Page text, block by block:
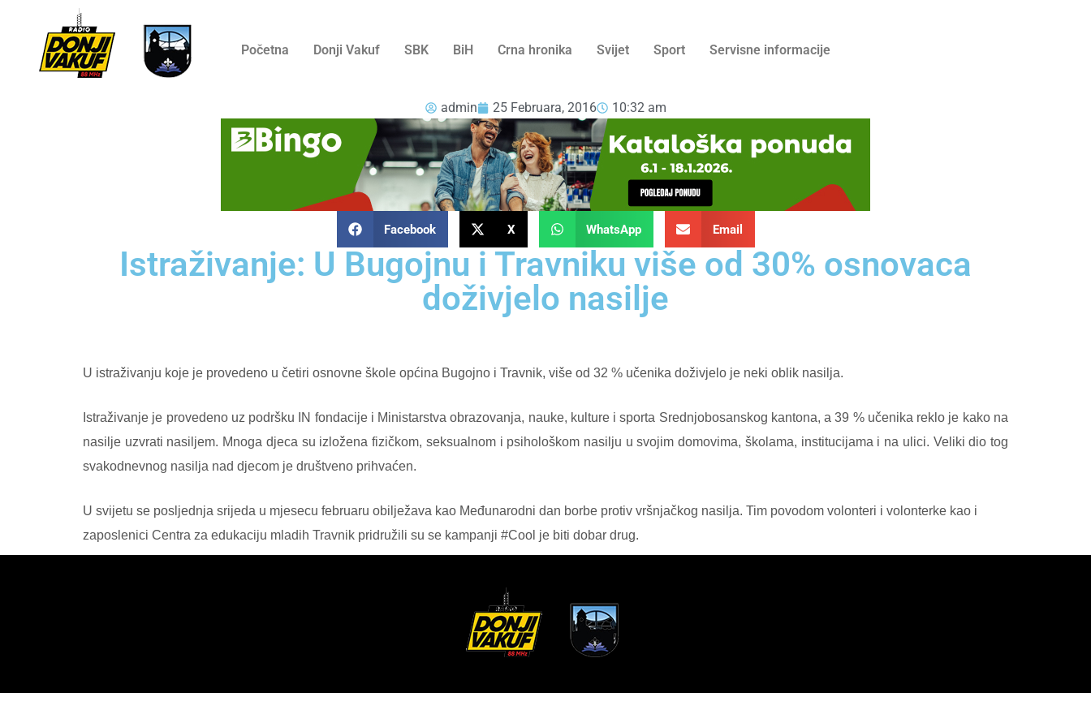
Početna Donji Vakuf SBK BiH Crna hronika Svijet Sport Servisne informacije
admin 25 Februara, 2016 10:32 am
Facebook X WhatsApp Email
Istraživanje: U Bugojnu i Travniku više od 30% osnovaca
doživjelo nasilje
U istraživanju koje je provedeno u četiri osnovne škole općina Bugojno i Travnik, više od 32 % učenika doživjelo je neki oblik nasilja.
Istraživanje je provedeno uz podršku IN fondacije i Ministarstva obrazovanja, nauke, kulture i sporta Srednjobosanskog kantona, a 39 % učenika reklo je kako na
nasilje uzvrati nasiljem. Mnoga djeca su izložena fizičkom, seksualnom i psihološkom nasilju u svojim domovima, školama, institucijama i na ulici. Veliki dio tog
svakodnevnog nasilja nad djecom je društveno prihvaćen.
U svijetu se posljednja srijeda u mjesecu februaru obilježava kao Međunarodni dan borbe protiv vršnjačkog nasilja. Tim povodom volonteri i volonterke kao i
zaposlenici Centra za edukaciju mladih Travnik pridružili su se kampanji #Cool je biti dobar drug.